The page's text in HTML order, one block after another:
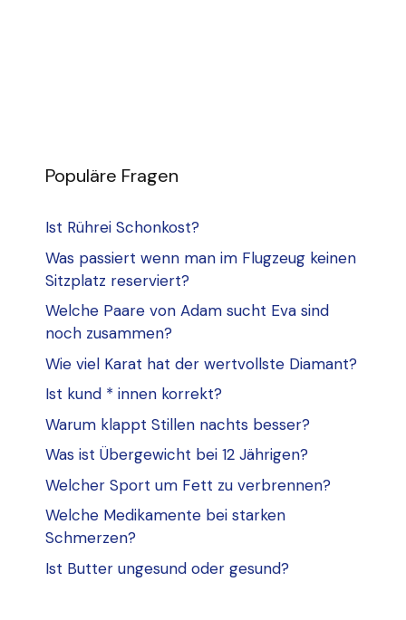
Populäre Fragen
Ist Rührei Schonkost?
Was passiert wenn man im Flugzeug keinen
Sitzplatz reserviert?
Welche Paare von Adam sucht Eva sind
noch zusammen?
Wie viel Karat hat der wertvollste Diamant?
Ist kund * innen korrekt?
Warum klappt Stillen nachts besser?
Was ist Übergewicht bei 12 Jährigen?
Welcher Sport um Fett zu verbrennen?
Welche Medikamente bei starken
Schmerzen?
Ist Butter ungesund oder gesund?